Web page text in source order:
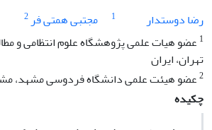
رضا دوستدار
1 مجتبی همتی فر2
1 عضو هیات علمی پژوهشگاه علوم انتظامی و
تهران، ایران
2عضو هیئت علمی دانشگاه فردوسی مشهد،
چکیده